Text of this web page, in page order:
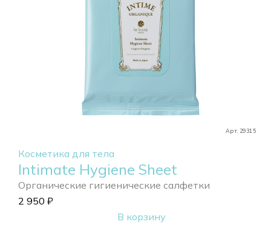
Арт. 29315
Косметика для тела
Intimate Hygiene Sheet
Органические гигиенические салфетки
2 950 ₽
В корзину